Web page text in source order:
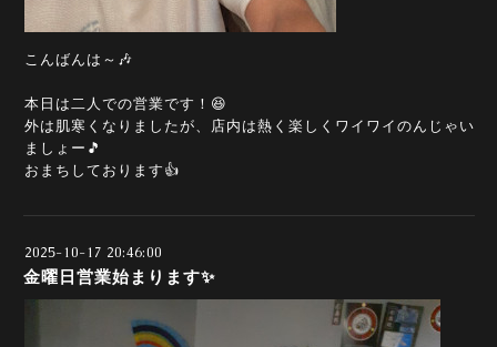
こんばんは～🎶
本日は二人での営業です！😆
外は肌寒くなりましたが、店内は熱く楽しくワイワイのんじゃい
ましょー🎵
おまちしております👍️
2025-10-17 20:46:00
金曜日営業始まります✨